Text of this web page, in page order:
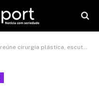
escuta individualizada e uma trajetória marcada por superação